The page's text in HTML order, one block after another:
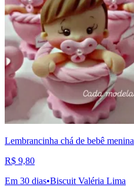
Lembrancinha chá de bebê menina
R$ 9,80
Em 30 dias•Biscuit Valéria Lima